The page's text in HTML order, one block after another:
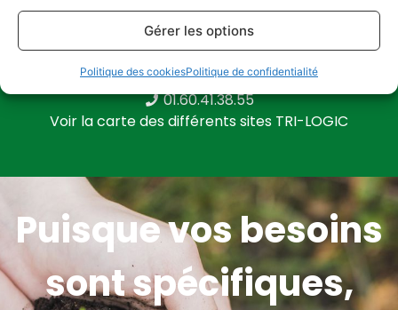
Gérer les options
Politique des cookiesPolitique de confidentialité
LA GARANTIE TRI-LOGIC Idf
contact@tri-logic-idf.fr
01.60.41.38.55
Voir la carte des différents sites TRI-LOGIC
Puisque vos besoins
sont spécifiques,